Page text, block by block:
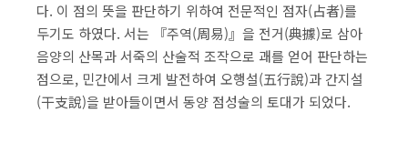
다. 이 점의 뜻을 판단하기 위하여 전문적인 점자(占者)를
두기도 하였다. 서는 『주역(周易)』을 전거(典據)로 삼아
음양의 산목과 서죽의 산술적 조작으로 괘를 얻어 판단하는
점으로, 민간에서 크게 발전하여 오행설(五行說)과 간지설
(干支說)을 받아들이면서 동양 점성술의 토대가 되었다.